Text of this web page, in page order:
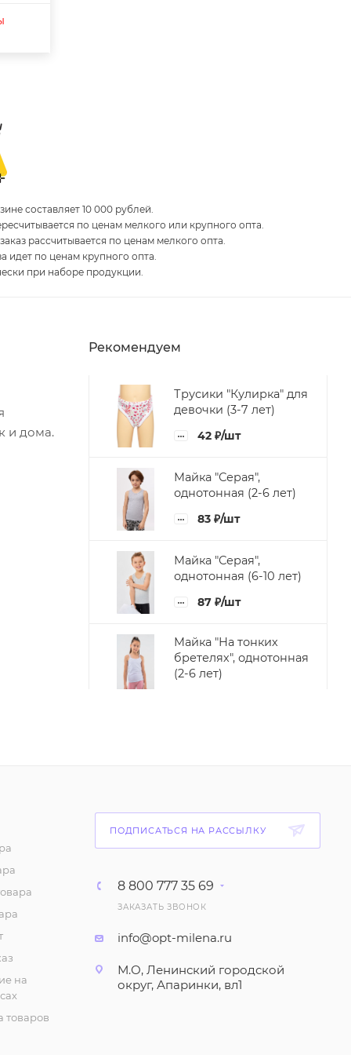
составляет 10 000 рублей.
по ценам мелкого или крупного опта.
рассчитывается по ценам мелкого опта.
идет по ценам крупного опта.
при наборе продукции.
и дома.
Рекомендуем
Трусики "Кулирка" для
девочки (3-7 лет)
42 ₽/шт
Майка "Серая",
однотонная (2-6 лет)
83 ₽/шт
Майка "Серая",
однотонная (6-10 лет)
87 ₽/шт
Майка "На тонких
бретелях", однотонная
(2-6 лет)
Майка с принтом для
девочки (6-10 лет)
девочки (1-4 года)
на
товаров
ПОДПИСАТЬСЯ НА РАССЫЛКУ
8 800 777 35 69
ЗАКАЗАТЬ ЗВОНОК
info@opt-milena.ru
М.О, Ленинский городской
округ, Апаринки, вл1